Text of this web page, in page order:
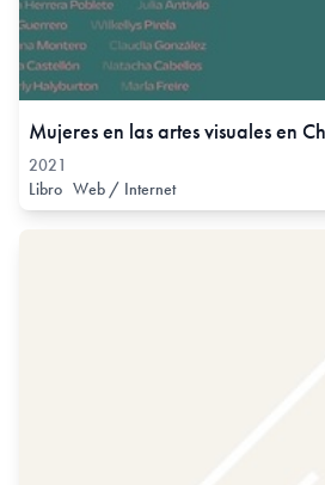
2021
Libro Web / Internet